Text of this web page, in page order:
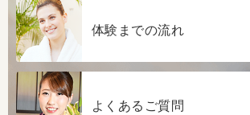
女磨きモニター大募集！
体験までの流れ
よくあるご質問